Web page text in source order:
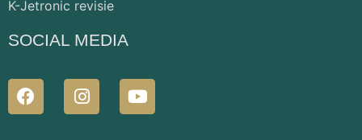
K-Jetronic revisie
SOCIAL MEDIA